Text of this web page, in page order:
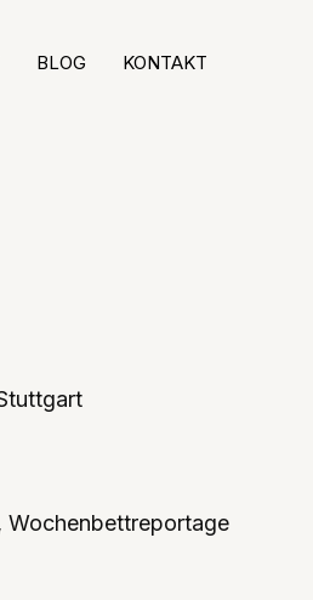
BLOG KONTAKT